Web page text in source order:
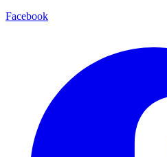
Facebook